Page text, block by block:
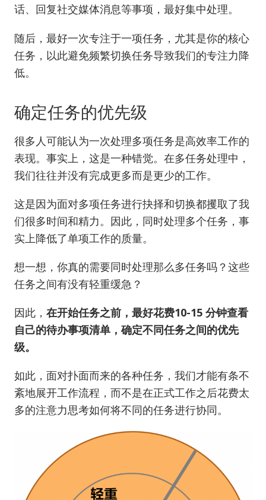
话、回复社交媒体消息等事项，最好集中处理。
随后，最好一次专注于一项任务，尤其是你的核心
任务，以此避免频繁切换任务导致我们的专注力降
低。
确定任务的优先级
很多人可能认为一次处理多项任务是高效率工作的
表现。事实上，这是一种错觉。在多任务处理中，
我们往往并没有完成更多而是更少的工作。
这是因为面对多项任务进行抉择和切换都攫取了我
们很多时间和精力。因此，同时处理多个任务，事
实上降低了单项工作的质量。
想一想，你真的需要同时处理那么多任务吗？这些
任务之间有没有轻重缓急？
因此， 在开始任务之前，最好花费10-15 分钟查看
自己的待办事项清单，确定不同任务之间的优先
级。
如此，面对扑面而来的各种任务，我们才能有条不
紊地展开工作流程，而不是在正式工作之后花费太
多的注意力思考如何将不同的任务进行协同。